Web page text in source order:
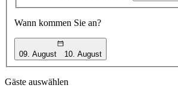
Wann kommen Sie an?
09. August 10. August
Gäste auswählen